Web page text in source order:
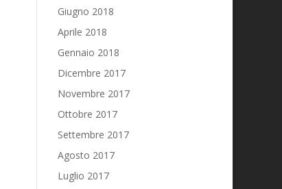
Giugno 2018
Aprile 2018
Gennaio 2018
Dicembre 2017
Novembre 2017
Ottobre 2017
Settembre 2017
Agosto 2017
Luglio 2017